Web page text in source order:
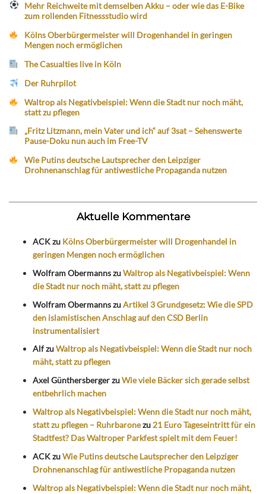
Mehr Reichweite mit demselben Akku – oder wie das E-Bike
zum rollenden Fitnessstudio wird
Kölns Oberbürgermeister will Drogenhandel in geringen
Mengen noch ermöglichen
The Casualties live in Köln
Der Ruhrpilot
Waltrop als Negativbeispiel: Wenn die Stadt nur noch mäht,
statt zu pflegen
„Fritz Litzmann, mein Vater und ich“ auf 3sat – Sehenswerte
Pause-Doku nun auch im Free-TV
Wie Putins deutsche Lautsprecher den Leipziger
Drohnenanschlag für antiwestliche Propaganda nutzen
Aktuelle Kommentare
ACKzu Kölns Oberbürgermeister will Drogenhandel in
geringen Mengen noch ermöglichen
Wolfram ObermannszuWaltrop als Negativbeispiel: Wenn
die Stadt nur noch mäht, statt zu pflegen
Wolfram ObermannszuArtikel 3 Grundgesetz: Wie die SPD
den islamistischen Anschlag auf den CSD Berlin
instrumentalisiert
AlfzuWaltrop als Negativbeispiel: Wenn die Stadt nur noch
mäht, statt zu pflegen
Axel GünthersbergerzuWie viele Bäcker sich gerade selbst
entbehrlich machen
Waltrop als Negativbeispiel: Wenn die Stadt nur noch mäht,
statt zu pflegen – Ruhrbaronezu 21 Euro Tageseintritt für ein
Stadtfest? Das Waltroper Parkfest spielt mit dem Feuer!
ACKzuWie Putins deutsche Lautsprecher den Leipziger
Drohnenanschlag für antiwestliche Propaganda nutzen
Waltrop als Negativbeispiel: Wenn die Stadt nur noch mäht,